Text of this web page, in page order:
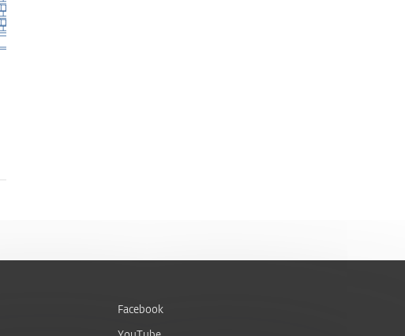
Facebook